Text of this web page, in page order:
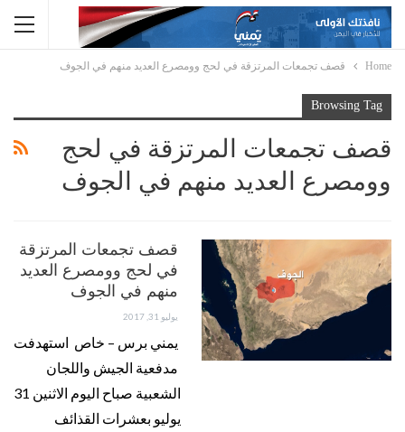
Home قصف تجمعات المرتزقة في لحج وومصرع العديد منهم في الجوف
Browsing Tag
قصف تجمعات المرتزقة في لحج
وومصرع العديد منهم في الجوف
قصف تجمعات المرتزقة
في لحج وومصرع العديد
منهم في الجوف
يوليو 31, 2017
يمني برس – خاص استهدفت
مدفعية الجيش واللجان
الشعبية صباح اليوم الاثنين 31
يوليو بعشرات القذائف